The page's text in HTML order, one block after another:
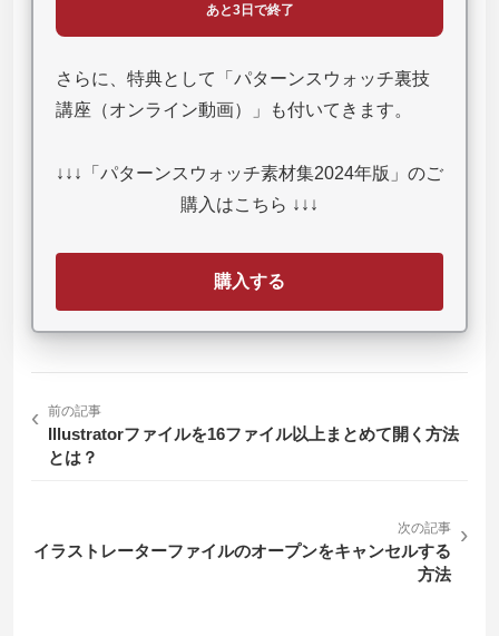
あと3日で終了
さらに、特典として「パターンスウォッチ裏技
講座（オンライン動画）」も付いてきます。
↓↓↓「パターンスウォッチ素材集2024年版」のご
購入はこちら ↓↓↓
購入する
‹ 前の記事
Illustratorファイルを16ファイル以上まとめて開く方法
とは？
次の記事
イラストレーターファイルのオープンをキャンセルする
方法
›